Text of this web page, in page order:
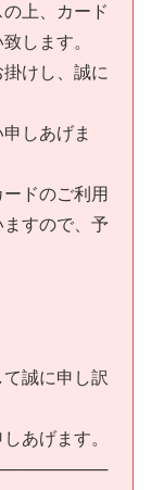
上、カード
します。
けし、誠に
しあげま
ドのご利用
すので、予
誠に申し訳
あげます。